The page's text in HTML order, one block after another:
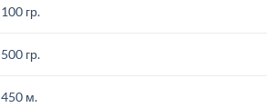
100 гр.
500 гр.
450 м.